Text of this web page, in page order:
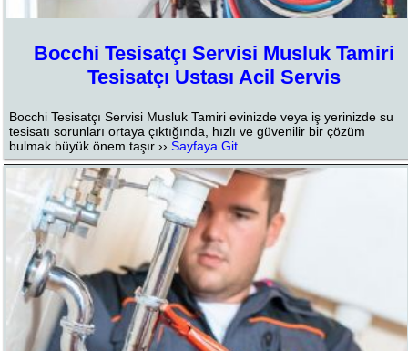
Bocchi Tesisatçı Servisi Musluk Tamiri
Tesisatçı Ustası Acil Servis
Bocchi Tesisatçı Servisi Musluk Tamiri evinizde veya iş yerinizde su
tesisatı sorunları ortaya çıktığında, hızlı ve güvenilir bir çözüm
bulmak büyük önem taşır ››Sayfaya Git